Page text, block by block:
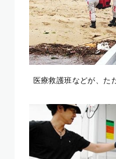
医療救護班などが、た